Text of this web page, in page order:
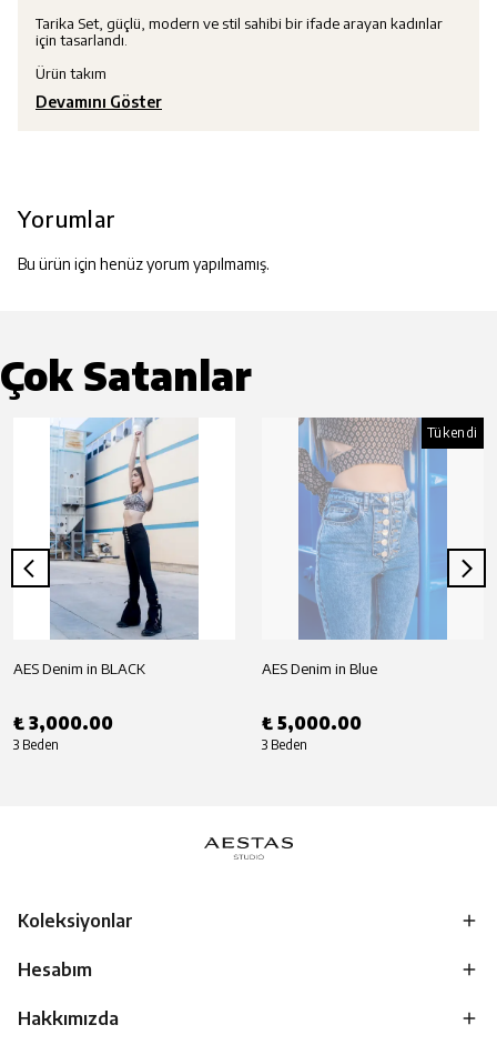
Tarika Set, güçlü, modern ve stil sahibi bir ifade arayan kadınlar
için tasarlandı.
Ürün takım
Devamını Göster
Yorumlar
Bu ürün için henüz yorum yapılmamış.
Çok Satanlar
AES Denim in BLACK
₺ 3,000.00
3 Beden
Tükendi
AES Denim in Blue
₺ 5,000.00
3 Beden
Koleksiyonlar
Hesabım
Hakkımızda